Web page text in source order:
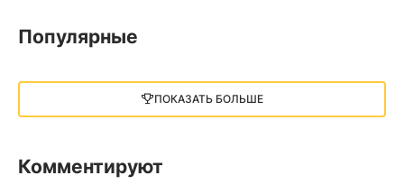
13 ГБ 2025
illWill
Популярные
ПОКАЗАТЬ БОЛЬШЕ
Комментируют